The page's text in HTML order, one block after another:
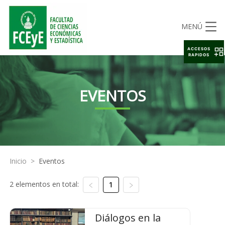
MENÚ
EVENTOS
Inicio > Eventos
2 elementos en total: 1
Diálogos en la
ACCESOS
RAPIDOS